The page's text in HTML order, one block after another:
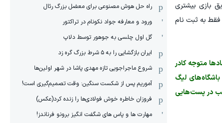
بازی بیشتری
به ثبت نام
متوجه کادر
لیگ
در پست‌هایی
راه حل هوش مصنوعی برای معضل بزرگ رئال
ورود و معارفه جواد نکونام در تراکتور
گل اول چلسی به جوهور توسط دلاپ
ایران بازگشایی را به ۵ شرط بزرگ گره زد
شروع ماجراجویی تازه مهدی پاشا در شهر اولین‌ها
آموریم پس از شکست سنگین: وقت تصمیم‌گیری است!
فروزان خاطره خوش فولادی‌ها را زنده کرد(عکس)
مهارت ها و پاس های شگفت انگیز برونو فرناندز!